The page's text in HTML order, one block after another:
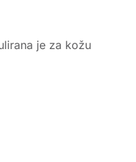
je za kožu